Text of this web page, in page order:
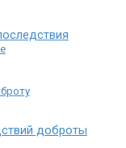
доброты